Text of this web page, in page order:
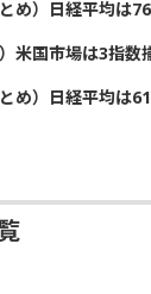
とめ）日経平均は
）米国市場は3指
とめ）日経平均は